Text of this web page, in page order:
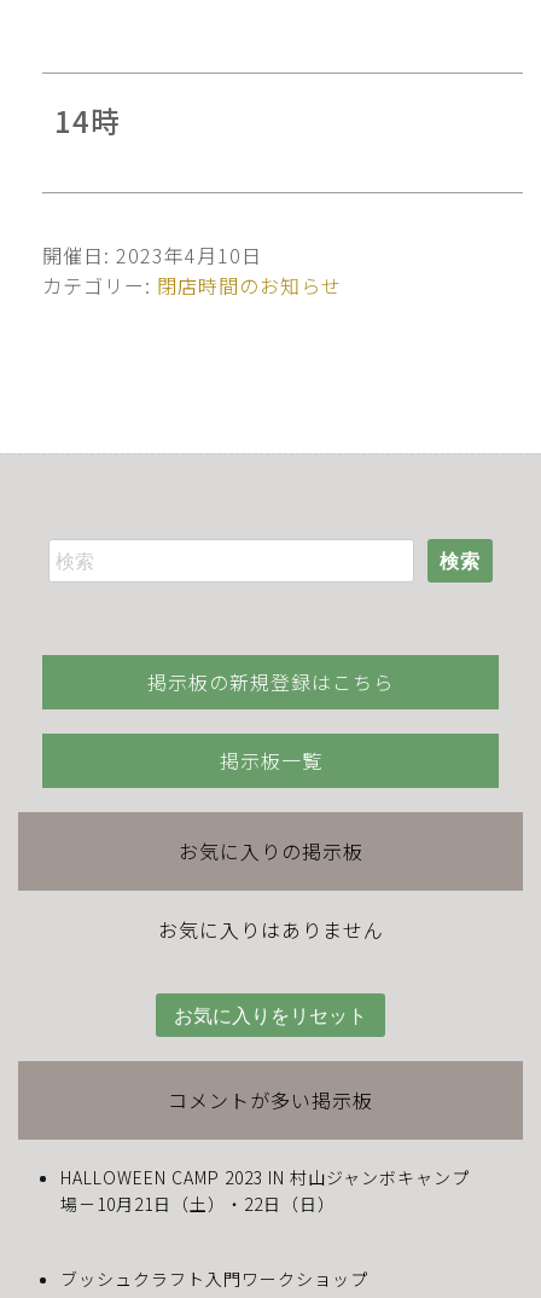
14時
開催日: 2023年4月10日
カテゴリー: 閉店時間のお知らせ
検索
掲示板の新規登録はこちら
掲示板一覧
お気に入りの掲示板
お気に入りはありません
お気に入りをリセット
コメントが多い掲示板
HALLOWEEN CAMP 2023 IN 村山ジャンボキャンプ
場－10月21日（土）・22日（日）
ブッシュクラフト入門ワークショップ